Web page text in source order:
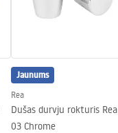
Jaunums
Rea
Dušas durvju rokturis Rea
03 Chrome